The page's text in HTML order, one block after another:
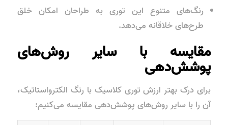
رنگ‌های متنوع این توری به طراحان امکان خلق
طرح‌های خلاقانه می‌دهد.
مقایسه با سایر روش‌های
پوشش‌دهی
برای درک بهتر ارزش توری کلاسیک با رنگ الکترواستاتیک،
آن را با سایر روش‌های پوشش‌دهی مقایسه می‌کنیم: